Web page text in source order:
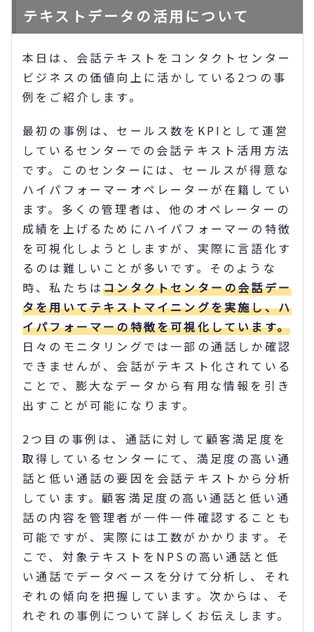
テキストデータの活用について
本日は、会話テキストをコンタクトセンター
ビジネスの価値向上に活かしている2つの事
例をご紹介します。
最初の事例は、セールス数をKPIとして運営
しているセンターでの会話テキスト活用方法
です。このセンターには、セールスが得意な
ハイパフォーマーオペレーターが在籍してい
ます。多くの管理者は、他のオペレーターの
成績を上げるためにハイパフォーマーの特徴
を可視化しようとしますが、実際に言語化す
るのは難しいことが多いです。そのような
時、私たちはコンタクトセンターの会話デー
タを用いてテキストマイニングを実施し、ハ
イパフォーマーの特徴を可視化しています。
日々のモニタリングでは一部の通話しか確認
できませんが、会話がテキスト化されている
ことで、膨大なデータから有用な情報を引き
出すことが可能になります。
2つ目の事例は、通話に対して顧客満足度を
取得しているセンターにて、満足度の高い通
話と低い通話の要因を会話テキストから分析
しています。顧客満足度の高い通話と低い通
話の内容を管理者が一件一件確認することも
可能ですが、実際には工数がかかります。そ
こで、対象テキストをNPSの高い通話と低
い通話でデータベースを分けて分析し、それ
ぞれの傾向を把握しています。次からは、そ
れぞれの事例について詳しくお伝えします。